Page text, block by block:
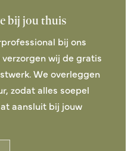
bij jou thuis
bij ons
wij de gratis
We overleggen
zodat alles soepel
aansluit bij jouw